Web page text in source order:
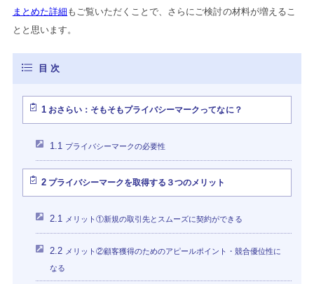
まとめた詳細 もご覧いただくことで、さらにご検討の材料が増えるこ
とと思います。
1おさらい：そもそもプライバシーマークってなに？
1.1 プライバシーマークの必要性
2プライバシーマークを取得する３つのメリット
2.1 メリット①新規の取引先とスムーズに契約ができる
2.2 メリット②顧客獲得のためのアピールポイント・競合優位性に
なる